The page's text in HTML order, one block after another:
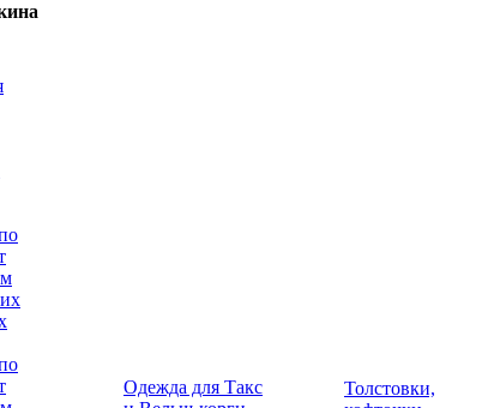
Одежда для Такс
Толстовки,